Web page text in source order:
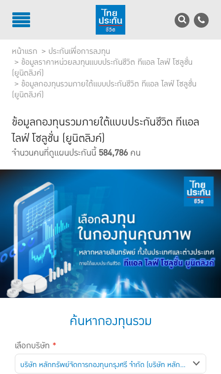
บริการลูกค้า
บริการตัวแทน
นักลงทุนสัมพันธ์
เพื่อสังคมไทย
ติดต่อไทยประกันชีวิต
บทความ
แบบประกันทั้งหมด
แบบประกันที่เหมาะกับช่วงอายุ
เปรียบเทียบแบบประกัน
เลือกแบบประกันที่เหมาะกับคุณ
TL Learning Center
หน้าแรก
ประกันเพื่อการลงทุน
ข้อมูลราคาหน่วยลงทุนแบบประกันชีวิต ทีแอล ไลฟ์ โซลูชั่น
(ยูนิตลิงค์)
ข้อมูลกองทุนรวมภายใต้แบบประกันชีวิต ทีแอล ไลฟ์ โซลูชั่น
(ยูนิตลิงค์)
ข้อมูลกองทุนรวมภายใต้แบบประกันชีวิต ทีแอล
ไลฟ์ โซลูชั่น (ยูนิตลิงค์)
จำนวนคนที่ดูแผนประกันนี้584,786คน
ค้นหากองทุนรวม
เลือกบริษัท *
บริษัท หลักทรัพย์จัดการกองทุนกรุงศรี จำกัด (บริษัท หลักทรัพย์จัดการกองทุนกรุงศรี จำกัด)